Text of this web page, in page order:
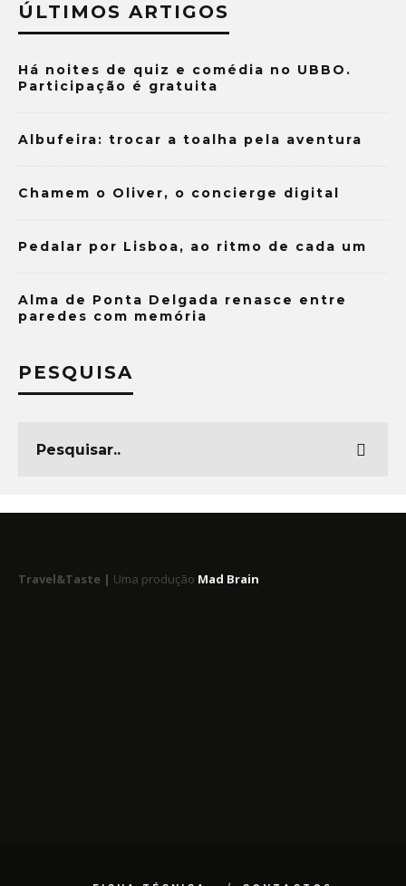
ÚLTIMOS ARTIGOS
Há noites de quiz e comédia no UBBO.
Participação é gratuita
Albufeira: trocar a toalha pela aventura
Chamem o Oliver, o concierge digital
Pedalar por Lisboa, ao ritmo de cada um
Alma de Ponta Delgada renasce entre
paredes com memória
PESQUISA
Travel&Taste | Uma produção Mad Brain